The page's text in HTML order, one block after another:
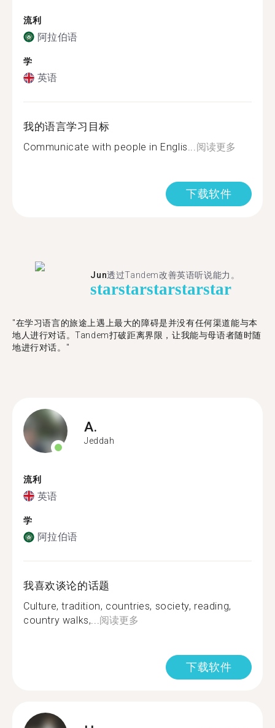
流利
阿拉伯语
学
英语
我的语言学习目标
Communicate with people in Englis...阅读更多
下载软件
Jun透过Tandem改善英语听说能力。
starstarstarstarstar
"在学习语言的旅途上遇上最大的障碍是并没有任何渠道能与本
地人进行对话。Tandem打破距离界限，让我能与母语者随时随
地进行对话。"
A.
Jeddah
流利
英语
学
阿拉伯语
我喜欢谈论的话题
Culture, tradition, countries, society, reading,
country walks,...阅读更多
下载软件